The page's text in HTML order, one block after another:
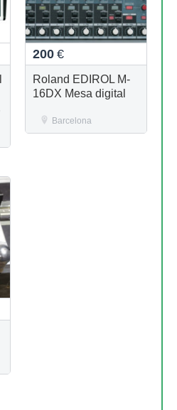
200 €
Roland EDIROL M-
16DX Mesa digital
Barcelona